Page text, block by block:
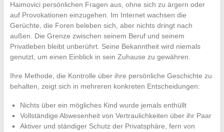
Haimovici persönlichen Fragen aus, ohne sich zu ärgern oder
auf Provokationen einzugehen. Im Internet wachsen die
Gerüchte, die Foren beleben sich, aber nichts dringt nach
außen. Die Grenze zwischen seinem Beruf und seinem
Privatleben bleibt unberührt. Seine Bekanntheit wird niemals
genutzt, um einen Einblick in sein Zuhause zu gewähren.
Ihre Methode, die Kontrolle über ihre persönliche Geschichte zu
behalten, zeigt sich in mehreren konkreten Entscheidungen:
Nichts über ein mögliches Kind wurde jemals enthüllt
Vollständige Abwesenheit von Vertraulichkeiten über ihr Paar
Aktiver und ständiger Schutz der Privatsphäre, fern von